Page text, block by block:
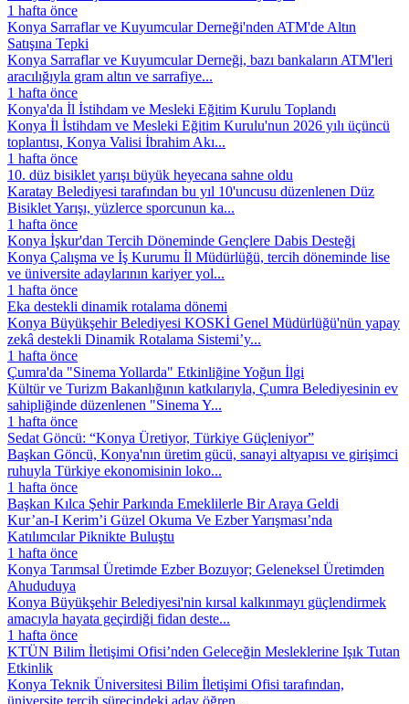
1 hafta önce
Konya Sarraflar ve Kuyumcular Derneği'nden ATM'de Altın
Satışına Tepki
Konya Sarraflar ve Kuyumcular Derneği, bazı bankaların ATM'leri
aracılığıyla gram altın ve sarrafiye...
1 hafta önce
Konya'da İl İstihdam ve Mesleki Eğitim Kurulu Toplandı
Konya İl İstihdam ve Mesleki Eğitim Kurulu'nun 2026 yılı üçüncü
toplantısı, Konya Valisi İbrahim Akı...
1 hafta önce
10. düz bisiklet yarışı büyük heyecana sahne oldu
Karatay Belediyesi tarafından bu yıl 10'uncusu düzenlenen Düz
Bisiklet Yarışı, yüzlerce sporcunun ka...
1 hafta önce
Konya İşkur'dan Tercih Döneminde Gençlere Dabis Desteği
Konya Çalışma ve İş Kurumu İl Müdürlüğü, tercih döneminde lise
ve üniversite adaylarının kariyer yol...
1 hafta önce
Eka destekli dinamik rotalama dönemi
Konya Büyükşehir Belediyesi KOSKİ Genel Müdürlüğü'nün yapay
zekâ destekli Dinamik Rotalama Sistemi’y...
1 hafta önce
Çumra'da "Sinema Yollarda" Etkinliğine Yoğun İlgi
Kültür ve Turizm Bakanlığının katkılarıyla, Çumra Belediyesinin ev
sahipliğinde düzenlenen "Sinema Y...
1 hafta önce
Sedat Göncü: “Konya Üretiyor, Türkiye Güçleniyor”
Başkan Göncü, Konya'nın üretim gücü, sanayi altyapısı ve girişimci
ruhuyla Türkiye ekonomisinin loko...
1 hafta önce
Başkan Kılca Şehir Parkında Emeklilerle Bir Araya Geldi
Kur’an-I Kerim’i Güzel Okuma Ve Ezber Yarışması’nda
Katılımcılar Piknikte Buluştu
1 hafta önce
Konya Tarımsal Üretimde Ezber Bozuyor; Geleneksel Üretimden
Ahududuya
Konya Büyükşehir Belediyesi'nin kırsal kalkınmayı güçlendirmek
amacıyla hayata geçirdiği fidan deste...
1 hafta önce
KTÜN Bilim İletişimi Ofisi’nden Geleceğin Mesleklerine Işık Tutan
Etkinlik
Konya Teknik Üniversitesi Bilim İletişimi Ofisi tarafından,
üniversite tercih sürecindeki aday öğren...